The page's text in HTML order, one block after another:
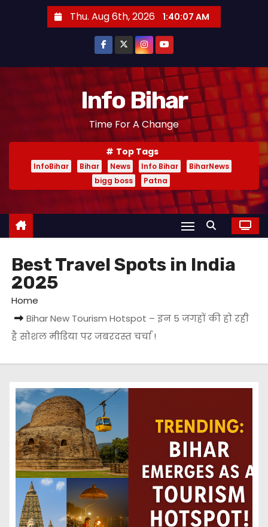
Thu. Aug 6th, 2026 1:40:07 AM
Info Bihar
Time For A Change
Top Tags
InfoBihar Bihar News Info Bihar
BiharNews
bigg boss
Patna
Best Travel Spots in India
2025
Home
Bihar New Tourism Hotspot – इन 5 जगहों की हो रही
है सोशल मीडिया पर जबरदस्त चर्चा !